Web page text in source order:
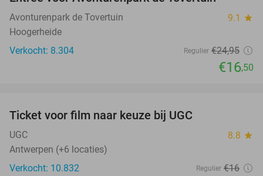
Avonturenpark de Tovertuin 9.1 star
Hoogerheide
Verkocht: 8.304
Regulier €24,95
€16,50
Ticket voor film naar keuze bij UGC
UGC 8.8 star
Antwerpen (+6 locaties)
Verkocht: 10.832
Regulier €16